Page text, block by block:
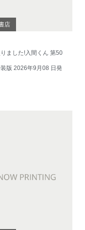
店
ました!入間くん 第50
版 2026年9月08 日発